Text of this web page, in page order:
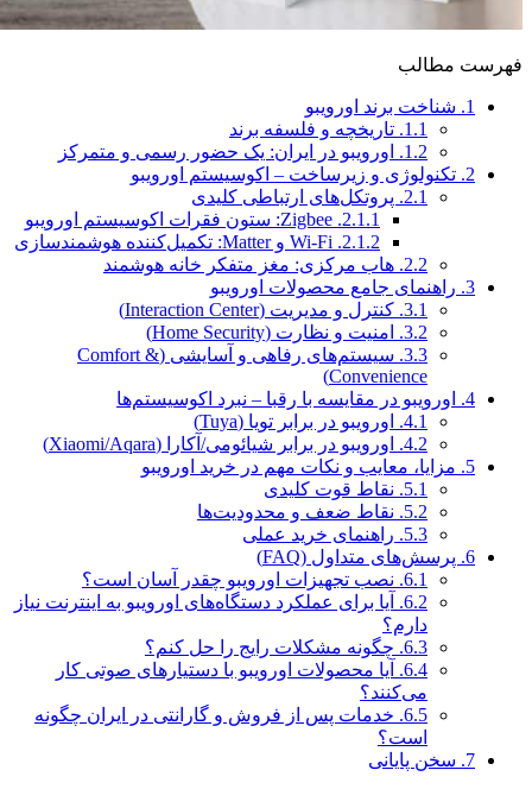
فهرست مطالب
1. شناخت برند اورویبو
1.1. تاریخچه و فلسفه برند
1.2.
اورویبو در ایران: یک حضور رسمی و متمرکز
2. تکنولوژی و زیرساخت – اکوسیستم اورویبو
2.1. پروتکل‌های ارتباطی کلیدی
2.1.1.
2.1.2.
2.2. هاب مرکزی: مغز متفکر خانه هوشمند
3. راهنمای جامع محصولات اورویبو
3.1. کنترل و مدیریت (Interaction Center)
3.2.
امنیت و نظارت (Home Security)
3.3.
سیستم‌های رفاهی و آسایشی (Comfort &
Convenience)
4.
اورویبو در مقایسه با رقبا – نبرد اکوسیستم‌ها
4.1.
اورویبو در برابر تویا (Tuya)
4.2.
اورویبو در برابر شیائومی/آکارا (Xiaomi/Aqara)
5. مزایا، معایب و نکات مهم در خرید اورویبو
5.1. نقاط قوت کلیدی
5.2. نقاط ضعف و محدودیت‌ها
5.3. راهنمای خرید عملی
6. پرسش‌های متداول (FAQ)
6.1. نصب تجهیزات اورویبو چقدر آسان است؟
6.2.
آیا برای عملکرد دستگاه‌های اورویبو به اینترنت نیاز
دارم؟
6.3. چگونه مشکلات رایج را حل کنم؟
6.4.
آیا محصولات اورویبو با دستیارهای صوتی کار
می‌کنند؟
6.5. خدمات پس از فروش و گارانتی در ایران چگونه
است؟
7. سخن پایانی